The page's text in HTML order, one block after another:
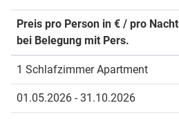
Preis pro Person in € / pro Nacht
bei Belegung mit Pers.
1 Schlafzimmer Apartment
01.05.2026 - 31.10.2026